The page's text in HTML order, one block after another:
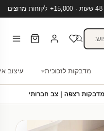
מדבקות לזכוכית עיצוב
מדבקות רצפה | צב חברותי